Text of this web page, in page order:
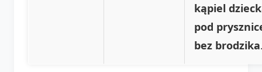
kąpiel
pod
bez brodzika